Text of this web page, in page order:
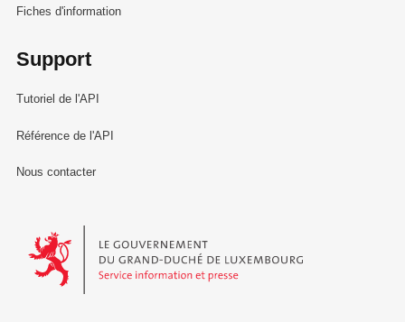
Fiches d'information
Support
Tutoriel de l'API
Référence de l'API
Nous contacter
Le Gouvernement du Grand-Duché de Luxembourg - Service